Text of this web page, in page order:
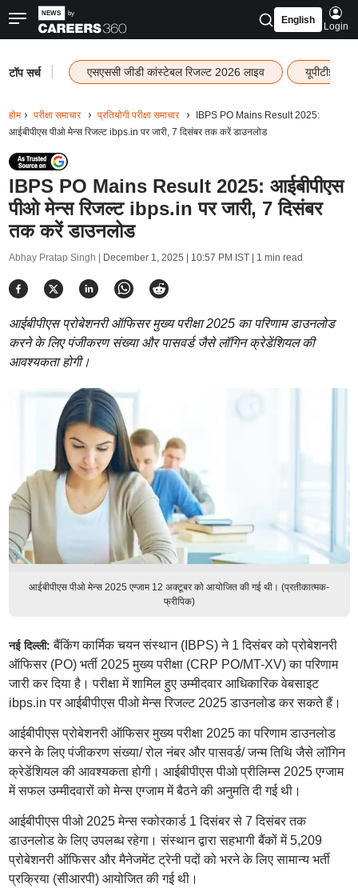
English
Login
टॉप सर्च एसएससी जीडी कांस्टेबल रिजल्ट 2026 लाइव यूपीटीईटी
होम परीक्षा समाचार प्रतियोगी परीक्षा समाचार
IBPS PO Mains Result 2025:
आईबीपीएस पीओ मेन्स रिजल्ट ibps.in पर जारी, 7 दिसंबर तक करें डाउनलोड
IBPS PO Mains Result 2025: आईबीपीएस
पीओ मेन्स रिजल्ट ibps.in पर जारी, 7 दिसंबर
तक करें डाउनलोड
Abhay Pratap Singh | December 1, 2025 | 10:57 PM IST| 1 min read
आईबीपीएस प्रोबेशनरी ऑफिसर मुख्य परीक्षा 2025 का परिणाम डाउनलोड
करने के लिए पंजीकरण संख्या और पासवर्ड जैसे लॉगिन क्रेडेंशियल की
आवश्यकता होगी।
आईबीपीएस पीओ मेन्स 2025 एग्जाम 12 अक्टूबर को आयोजित की गई थी। (प्रतीकात्मक-
फ्रीपिक)
नई दिल्ली:बैंकिंग कार्मिक चयन संस्थान (IBPS) ने 1 दिसंबर को प्रोबेशनरी
ऑफिसर (PO) भर्ती 2025 मुख्य परीक्षा (CRP PO/MT-XV) का परिणाम
जारी कर दिया है। परीक्षा में शामिल हुए उम्मीदवार आधिकारिक वेबसाइट
ibps.in पर आईबीपीएस पीओ मेन्स रिजल्ट 2025 डाउनलोड कर सकते हैं।
आईबीपीएस प्रोबेशनरी ऑफिसर मुख्य परीक्षा 2025 का परिणाम डाउनलोड
करने के लिए पंजीकरण संख्या/ रोल नंबर और पासवर्ड/ जन्म तिथि जैसे लॉगिन
क्रेडेंशियल की आवश्यकता होगी। आईबीपीएस पीओ प्रीलिम्स 2025 एग्जाम
में सफल उम्मीदवारों को मेन्स एग्जाम में बैठने की अनुमति दी गई थी।
आईबीपीएस पीओ 2025 मेन्स स्कोरकार्ड 1 दिसंबर से 7 दिसंबर तक
डाउनलोड के लिए उपलब्ध रहेगा। संस्थान द्वारा सहभागी बैंकों में 5,209
प्रोबेशनरी ऑफिसर और मैनेजमेंट ट्रेनी पदों को भरने के लिए सामान्य भर्ती
प्रक्रिया (सीआरपी) आयोजित की गई थी।